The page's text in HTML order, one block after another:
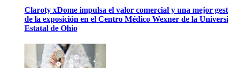
Claroty xDome impulsa el valor comercial y una mejor
de la exposición en el Centro Médico Wexner de la
Estatal de Ohio